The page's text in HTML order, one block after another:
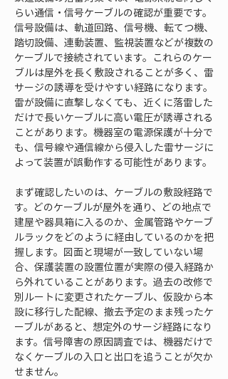
らい通信・信号ケーブルの確認が重要です。
信号設備は、軌道回路、信号機、転てつ機、
踏切設備、連動装置、監視装置などが複数の
ケーブルで接続されています。これらのケー
ブルは屋外を長く敷設されることが多く、雷
サージの誘導を受けやすい経路になります。
雷が設備に直撃しなくても、近くに落雷した
だけで長いケーブルに高い電圧が誘導される
ことがあります。機器室の電源保護が十分で
も、信号線や通信線から侵入した雷サージに
よって装置が誤動作する可能性があります。
まず確認したいのは、ケーブルの敷設経路で
す。どのケーブルが屋外を通り、どの地点で
建屋や器具箱に入るのか、金属管路やケーブ
ルラックをどのように経由しているのかを把
握します。図面と現場が一致していない場
合、保護装置の設置位置が実際の侵入経路か
ら外れていることがあります。過去の改修で
別ルートに変更されたケーブル、仮設から本
設に移行した配線、撤去予定のまま残ったケ
ーブルがあると、想定外のサージ経路になり
ます。信号障害の原因調査では、機器だけで
なくケーブルの入口と出口を追うことが欠か
せません。